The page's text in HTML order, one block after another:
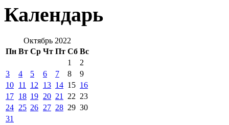
Календарь
Октябрь 2022
Пн Вт Ср Чт Пт Сб Вс
1
2
3
4 5 6 7 8
9
10 11 12 13 14 15 16
17 18 19 20 21 22 23
24 25 26 27 28 29 30
31